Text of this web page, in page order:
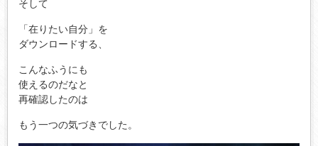
そして
「在りたい自分」を
ダウンロードする、
こんなふうにも
使えるのだなと
再確認したのは
もう一つの気づきでした。